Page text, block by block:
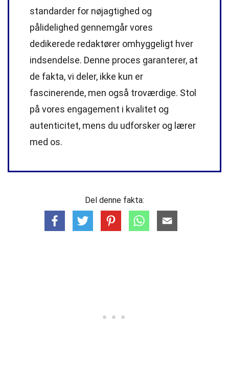
standarder for nøjagtighed og
pålidelighed gennemgår vores
dedikerede redaktører omhyggeligt hver
indsendelse. Denne proces garanterer, at
de fakta, vi deler, ikke kun er
fascinerende, men også troværdige. Stol
på vores engagement i kvalitet og
autenticitet, mens du udforsker og lærer
med os.
Del denne fakta: